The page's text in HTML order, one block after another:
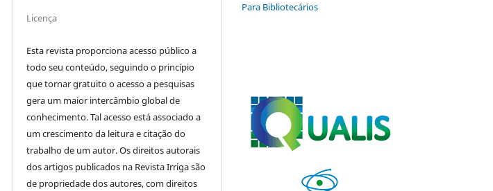
Licença
Esta revista proporciona acesso público a
todo seu conteúdo, seguindo o princípio
que tornar gratuito o acesso a pesquisas
gera um maior intercâmbio global de
conhecimento. Tal acesso está associado a
um crescimento da leitura e citação do
trabalho de um autor. Os direitos autorais
dos artigos publicados na Revista Irriga são
de propriedade dos autores, com direitos
Para Bibliotecários